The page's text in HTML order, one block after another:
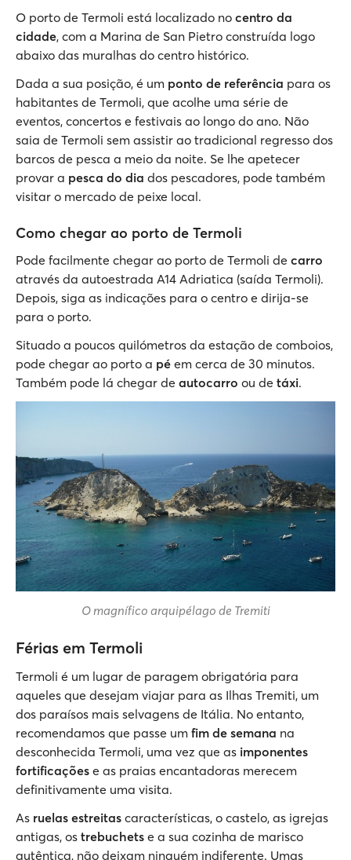
O porto de Termoli está localizado no centro da
cidade, com a Marina de San Pietro construída logo
abaixo das muralhas do centro histórico.
Dada a sua posição, é um ponto de referência para os
habitantes de Termoli, que acolhe uma série de
eventos, concertos e festivais ao longo do ano. Não
saia de Termoli sem assistir ao tradicional regresso dos
barcos de pesca a meio da noite. Se lhe apetecer
provar a pesca do dia dos pescadores, pode também
visitar o mercado de peixe local.
Como chegar ao porto de Termoli
Pode facilmente chegar ao porto de Termoli de carro
através da autoestrada A14 Adriatica (saída Termoli).
Depois, siga as indicações para o centro e dirija-se
para o porto.
Situado a poucos quilómetros da estação de comboios,
pode chegar ao porto a pé em cerca de 30 minutos.
Também pode lá chegar de autocarro ou de táxi.
O magnífico arquipélago de Tremiti
Férias em Termoli
Termoli é um lugar de paragem obrigatória para
aqueles que desejam viajar para as Ilhas Tremiti, um
dos paraísos mais selvagens de Itália. No entanto,
recomendamos que passe um fim de semana na
desconhecida Termoli, uma vez que as imponentes
fortificações e as praias encantadoras merecem
definitivamente uma visita.
As ruelas estreitas características, o castelo, as igrejas
antigas, os trebuchets e a sua cozinha de marisco
autêntica, não deixam ninguém indiferente. Umas